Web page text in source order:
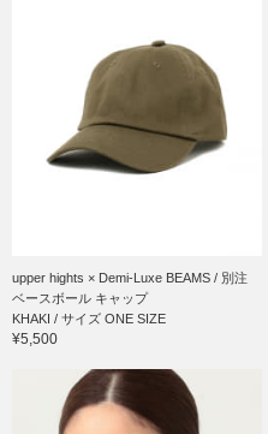
upper hights × Demi-Luxe BEAMS / 別注
ベースボール キャップ
KHAKI / サイズ ONE SIZE
¥5,500